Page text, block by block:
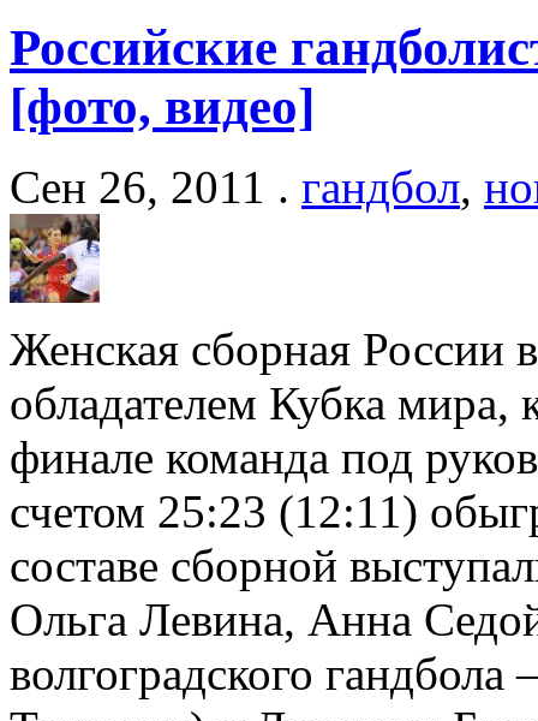
Российские
[фото, видео]
Сен 26, 2011 . гандбол,
Женская сборная России
обладателем Кубка
финале команда под
счетом 25:23 (12:11)
составе сборной
Ольга Левина, Анна
волгоградского